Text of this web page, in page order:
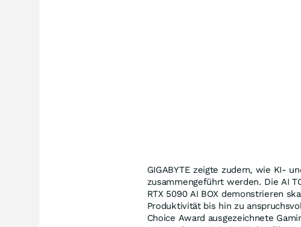
GIGABYTE zeigte zudem, wie KI-
zusammengeführt werden. Die AI
RTX 5090 AI BOX demonstrieren
Produktivität bis hin zu
Choice Award ausgezeichnete